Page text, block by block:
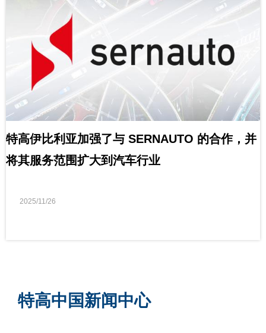
特高中国新闻中心
特高伊比利亚加强了与 SERNAUTO 的合作，并
将其服务范围扩大到汽车行业
2025/11/26